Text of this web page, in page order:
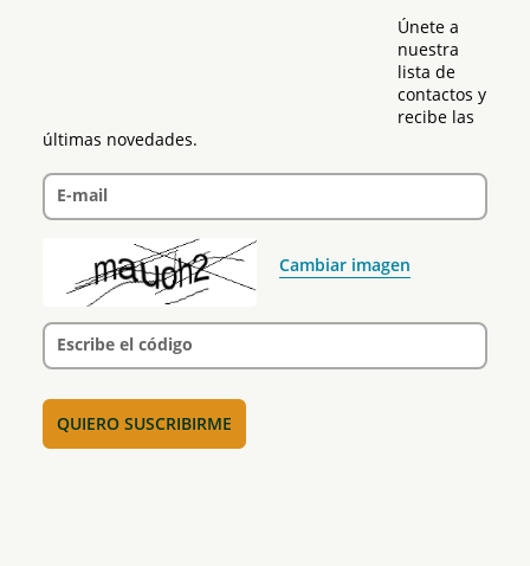
Únete a
nuestra
lista de
contactos y
recibe las
últimas novedades.
E-mail
Cambiar imagen
Escribe el código